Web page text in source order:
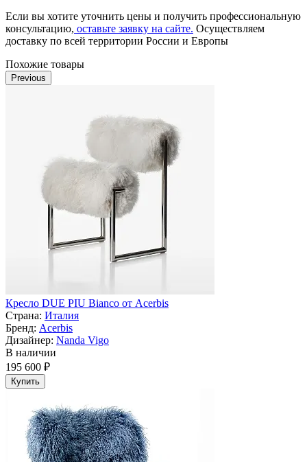
Если вы хотите уточнить цены и получить профессиональную
консультацию, оставьте заявку на сайте. Осуществляем
доставку по всей территории России и Европы
Похожие товары
Previous
Кресло DUE PIU Bianco от Acerbis
Страна: Италия
Бренд: Acerbis
Дизайнер: Nanda Vigo
В наличии
195 600 ₽
Купить